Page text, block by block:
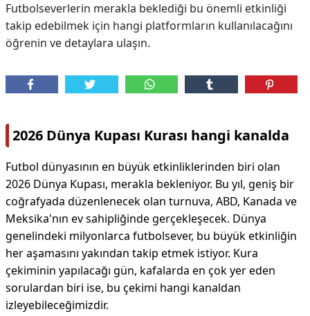
Futbolseverlerin merakla beklediği bu önemli etkinliği
takip edebilmek için hangi platformların kullanılacağını
öğrenin ve detaylara ulaşın.
2026 Dünya Kupası Kurası hangi kanalda
Futbol dünyasının en büyük etkinliklerinden biri olan
2026 Dünya Kupası, merakla bekleniyor. Bu yıl, geniş bir
coğrafyada düzenlenecek olan turnuva, ABD, Kanada ve
Meksika'nın ev sahipliğinde gerçekleşecek. Dünya
genelindeki milyonlarca futbolsever, bu büyük etkinliğin
her aşamasını yakından takip etmek istiyor. Kura
çekiminin yapılacağı gün, kafalarda en çok yer eden
sorulardan biri ise, bu çekimi hangi kanaldan
izleyebileceğimizdir.